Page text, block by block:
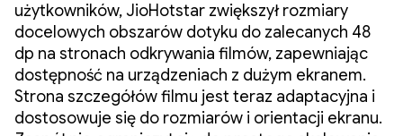
użytkowników, JioHotstar zwiększył rozmiary
docelowych obszarów dotyku do zalecanych 48
dp na stronach odkrywania filmów, zapewniając
dostępność na urządzeniach z dużym ekranem.
Strona szczegółów filmu jest teraz adaptacyjna i
dostosowuje się do rozmiarów i orientacji ekranu.